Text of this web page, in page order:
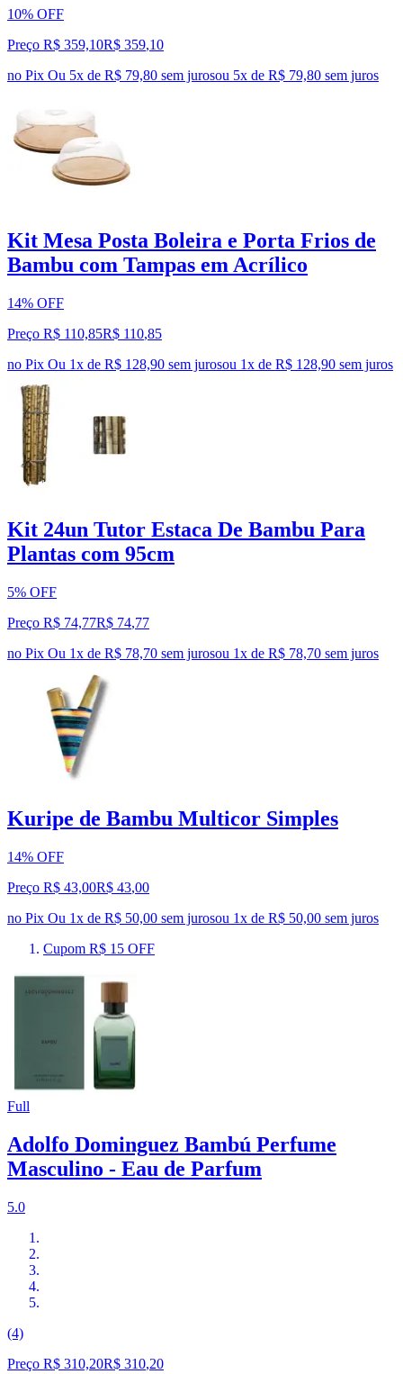
10% OFF
Preço R$ 359,10R$ 359,10
no Pix Ou 5x de R$ 79,80 sem jurosou 5x de R$ 79,80 sem juros
Kit Mesa Posta Boleira e Porta Frios de
Bambu com Tampas em Acrílico
14% OFF
Preço R$ 110,85R$ 110,85
no Pix Ou 1x de R$ 128,90 sem jurosou 1x de R$ 128,90 sem juros
Kit 24un Tutor Estaca De Bambu Para
Plantas com 95cm
5% OFF
Preço R$ 74,77R$ 74,77
no Pix Ou 1x de R$ 78,70 sem jurosou 1x de R$ 78,70 sem juros
Kuripe de Bambu Multicor Simples
14% OFF
Preço R$ 43,00R$ 43,00
no Pix Ou 1x de R$ 50,00 sem jurosou 1x de R$ 50,00 sem juros
Cupom R$ 15 OFF
Full
Adolfo Dominguez Bambú Perfume
Masculino - Eau de Parfum
5.0
(4)
Preço R$ 310,20R$ 310,20